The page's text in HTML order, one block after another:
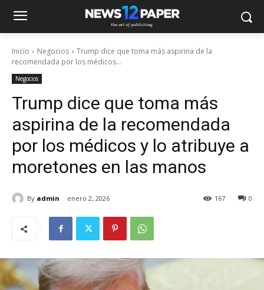
Inicio Negocios
Trump dice que toma más aspirina de la
recomendada por los médicos...
Negocios
Trump dice que toma más
aspirina de la recomendada
por los médicos y lo atribuye a
moretones en las manos
By admin enero 2, 2026 0
167